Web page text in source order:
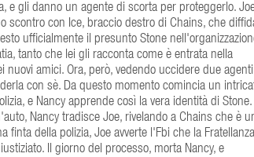
e gli danno un agente di scorta per proteggerlo.
scontro con Ice, braccio destro di Chains, che
ufficialmente il presunto Stone
tanto che lei gli racconta come è entrata nella
amici. Ora, però, vedendo uccidere due
con sè. Da questo momento comincia un
e Nancy apprende così la vera identità di Stone.
Nancy tradisce Joe, rivelando a Chains che è
della polizia, Joe avverte l'Fbi che la Fratellanza
Il giorno del processo, morta Nancy, e